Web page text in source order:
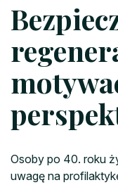
Osoby po 40. roku
uwagę na